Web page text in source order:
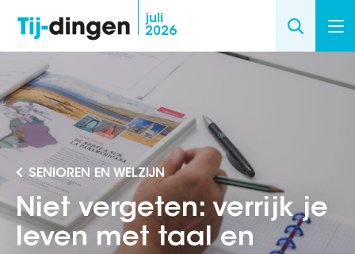
naar
inhoud
gaan
juli
2026
SENIOREN EN WELZIJN
Niet vergeten: verrijk je
leven met taal en